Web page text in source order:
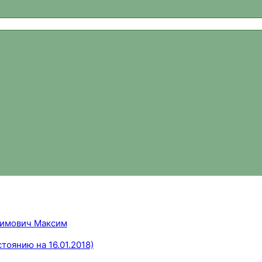
новости спортивного ориентирования, официальный
Максим
на 16.01.2018)